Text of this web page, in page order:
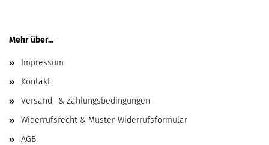
Mehr über...
Impressum
Kontakt
Versand- & Zahlungsbedingungen
Widerrufsrecht & Muster-Widerrufsformular
AGB